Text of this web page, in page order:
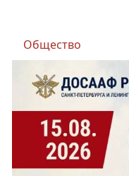
Общество